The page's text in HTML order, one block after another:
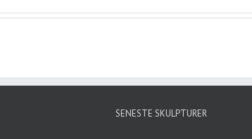
SENESTE SKULPTURER